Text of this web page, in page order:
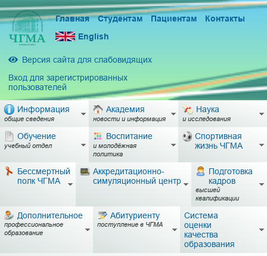
Главная Студентам Пациентам
Контакты
English
Версия сайта для слабовидящих
Вход для зарегистрированных
пользователей
Информация
общие сведения
Академия
новости и информация
Наука
и исследования
Обучение
учебный отдел
Воспитание
и молодёжная
политика
Спортивная
жизнь ЧГМА
Бессмертный
полк ЧГМА
Аккредитационно-
симуляционный центр
Подготовка
кадров
высшей
квалификации
Дополнительное
профессиональное
образование
Абитуриенту
поступление в ЧГМА
Система
оценки
качества
образования